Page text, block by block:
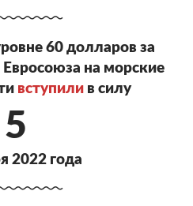
60 долларов за
на морские
вступилив силу
5
2022 года